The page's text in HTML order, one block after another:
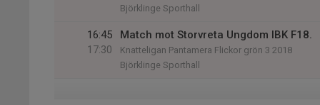
Björklinge Sporthall
16:45
17:30
Match mot Storvreta Ungdom IBK F18.
Knatteligan Pantamera Flickor grön 3 2018
Björklinge Sporthall